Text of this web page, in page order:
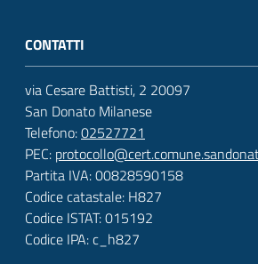
CONTATTI
via Cesare Battisti, 2 20097
San Donato Milanese
Telefono:02527721
PEC:
Partita IVA: 00828590158
Codice catastale: H827
Codice ISTAT: 015192
Codice IPA: c_h827